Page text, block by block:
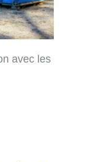
avec les